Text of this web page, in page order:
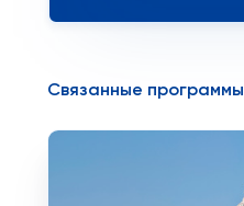
Связанные программы